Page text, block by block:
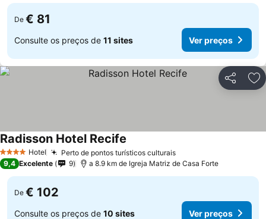
De € 81
Consulte os preços de 11 sites Ver preços
Partilhar
4 EstrelasHotel Perto de pontos turísticos culturais
Radisson Hotel Recife
9,4 Excelente 9 a 8.9 km de Igreja Matriz de Casa Forte
De € 102
Consulte os preços de 10 sites Ver preços